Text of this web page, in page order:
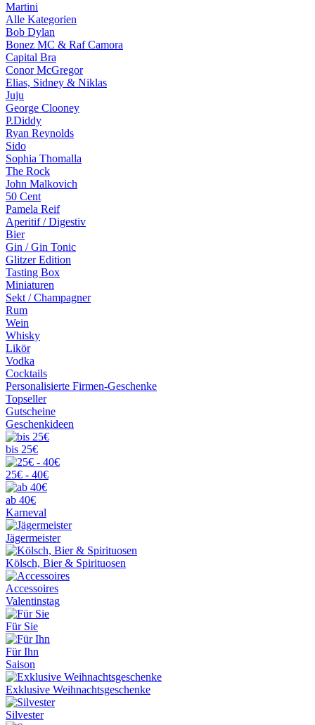
Martini
Alle Kategorien
Bob Dylan
Bonez MC & Raf Camora
Capital Bra
Conor McGregor
Elias, Sidney & Niklas
Juju
George Clooney
P.Diddy
Ryan Reynolds
Sido
Sophia Thomalla
The Rock
John Malkovich
50 Cent
Pamela Reif
Aperitif / Digestiv
Bier
Gin / Gin Tonic
Glitzer Edition
Tasting Box
Miniaturen
Sekt / Champagner
Rum
Wein
Whisky
Likör
Vodka
Cocktails
Personalisierte Firmen-Geschenke
Topseller
Gutscheine
Geschenkideen
bis 25€
25€ - 40€
ab 40€
Karneval
Jägermeister
Kölsch, Bier & Spirituosen
Accessoires
Valentinstag
Für Sie
Für Ihn
Saison
Exklusive Weihnachtsgeschenke
Silvester